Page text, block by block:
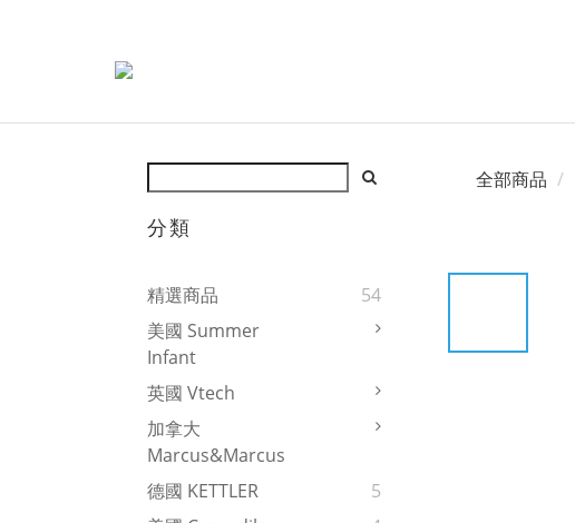
分類
精選商品
54
美國 Summer
Infant
英國 Vtech
加拿大
Marcus&Marcus
德國 KETTLER
5
全部商品